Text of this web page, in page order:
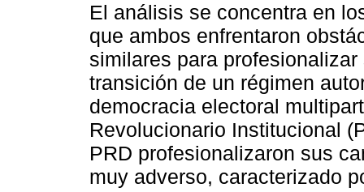
El análisis se concentra en
que ambos enfrentaron
similares para
transición de un régimen
democracia electoral
Revolucionario Institucional
PRD profesionalizaron sus
muy adverso, caracterizado